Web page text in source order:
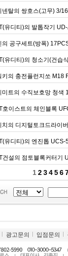
광고문의 입점문의